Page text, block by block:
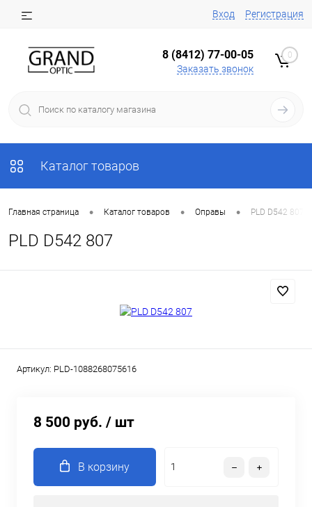
Вход Регистрация
8 (8412) 77-00-05
Заказать звонок
0
Каталог товаров
Главная страница • Каталог товаров • Оправы • PLD D542 807
PLD D542 807
Артикул: PLD-1088268075616
8 500 руб. / шт
В корзину